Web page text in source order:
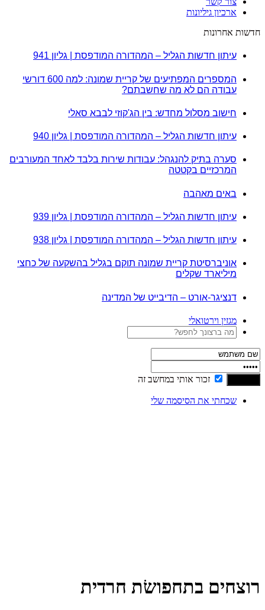
ארכיון גיליונות
חדשות אחרונות
עיתון חדשות הגליל – המהדורה המודפסת | גליון 941
המספרים המפתיעים של קריית שמונה: למה 600 דורשי
עבודה הם לא מה שחשבתם?
חישוב מסלול מחדש: בין הג'קוזי לבבא סאלי
עיתון חדשות הגליל – המהדורה המודפסת | גליון 940
סערה בתיק להנגהל: עבודות שירות בלבד לאחד המעורבים
המרכזיים בקטטה
באים מאהבה
עיתון חדשות הגליל – המהדורה המודפסת | גליון 939
עיתון חדשות הגליל – המהדורה המודפסת | גליון 938
אוניברסיטת קריית שמונה תוקם בגליל בהשקעה של כחצי
מיליארד שקלים
דנציגר-אורט – הדיבייט של המדינה
מגזין וירטואלי
זכור אותי במחשב זה
שכחתי את הסיסמה שלי
רוצחים בתחפושׂת חרדית